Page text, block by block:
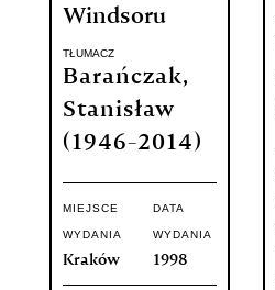
Windsoru
TŁUMACZ
Barańczak,
Stanisław
(1946-2014)
MIEJSCE
WYDANIA
Kraków
DATA
WYDANIA
1998